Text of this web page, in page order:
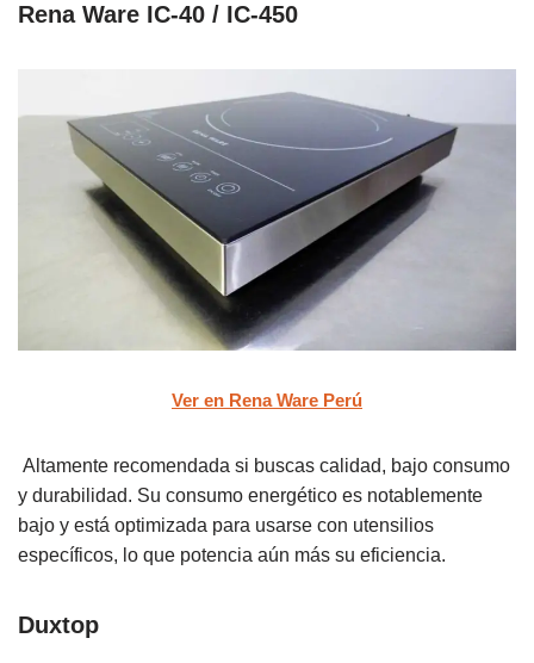
Rena Ware IC-40 / IC-450
Ver en Rena Ware Perú
Altamente recomendada si buscas calidad, bajo consumo
y durabilidad. Su consumo energético es notablemente
bajo y está optimizada para usarse con utensilios
específicos, lo que potencia aún más su eficiencia.
Duxtop